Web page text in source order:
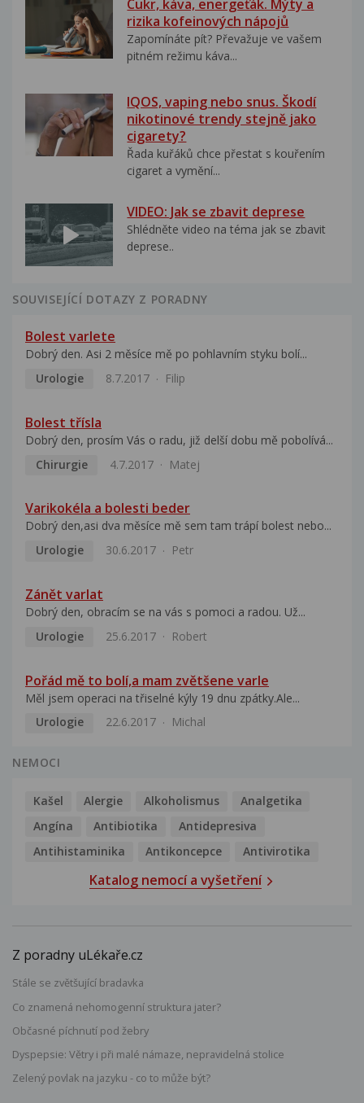
Cukr, káva, energeťák. Mýty a
rizika kofeinových nápojů
Zapomínáte pít? Převažuje ve vašem
pitném režimu káva...
IQOS, vaping nebo snus. Škodí
nikotinové trendy stejně jako
cigarety?
Řada kuřáků chce přestat s kouřením
cigaret a vymění...
VIDEO: Jak se zbavit deprese
Shlédněte video na téma jak se zbavit
deprese..
SOUVISEJÍCÍ DOTAZY Z PORADNY
Bolest varlete
Dobrý den. Asi 2 měsíce mě po pohlavním styku bolí...
Urologie
8.7.2017 Filip
Bolest třísla
Dobrý den, prosím Vás o radu, již delší dobu mě pobolívá...
Chirurgie
4.7.2017 Matej
Varikokéla a bolesti beder
Dobrý den,asi dva měsíce mě sem tam trápí bolest nebo...
Urologie
30.6.2017 Petr
Zánět varlat
Dobrý den, obracím se na vás s pomoci a radou. Už...
Urologie
25.6.2017 Robert
Pořád mě to bolí,a mam zvětšene varle
Měl jsem operaci na třiselné kýly 19 dnu zpátky.Ale...
Urologie
22.6.2017 Michal
NEMOCI
Kašel Alergie Alkoholismus
Analgetika
Angína
Antibiotika
Antidepresiva
Antihistaminika
Antikoncepce Antivirotika
Katalog nemocí a vyšetření
Z poradny uLékaře.cz
Stále se zvětšující bradavka
Co znamená nehomogenní struktura jater?
Občasné píchnutí pod žebry
Dyspepsie: Větry i při malé námaze, nepravidelná stolice
Zelený povlak na jazyku - co to může být?